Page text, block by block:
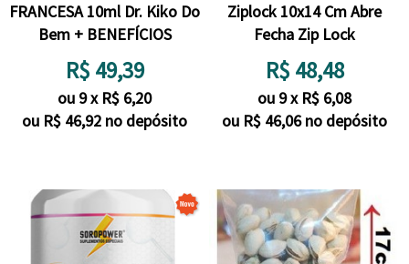
FRANCESA 10ml Dr. Kiko Do
Bem + BENEFÍCIOS
R$ 49,39
ou 9x R$ 6,20
ou R$ 46,92 no depósito
Ziplock 10x14 Cm Abre
Fecha Zip Lock
R$ 48,48
ou 9x R$ 6,08
ou R$ 46,06 no depósito